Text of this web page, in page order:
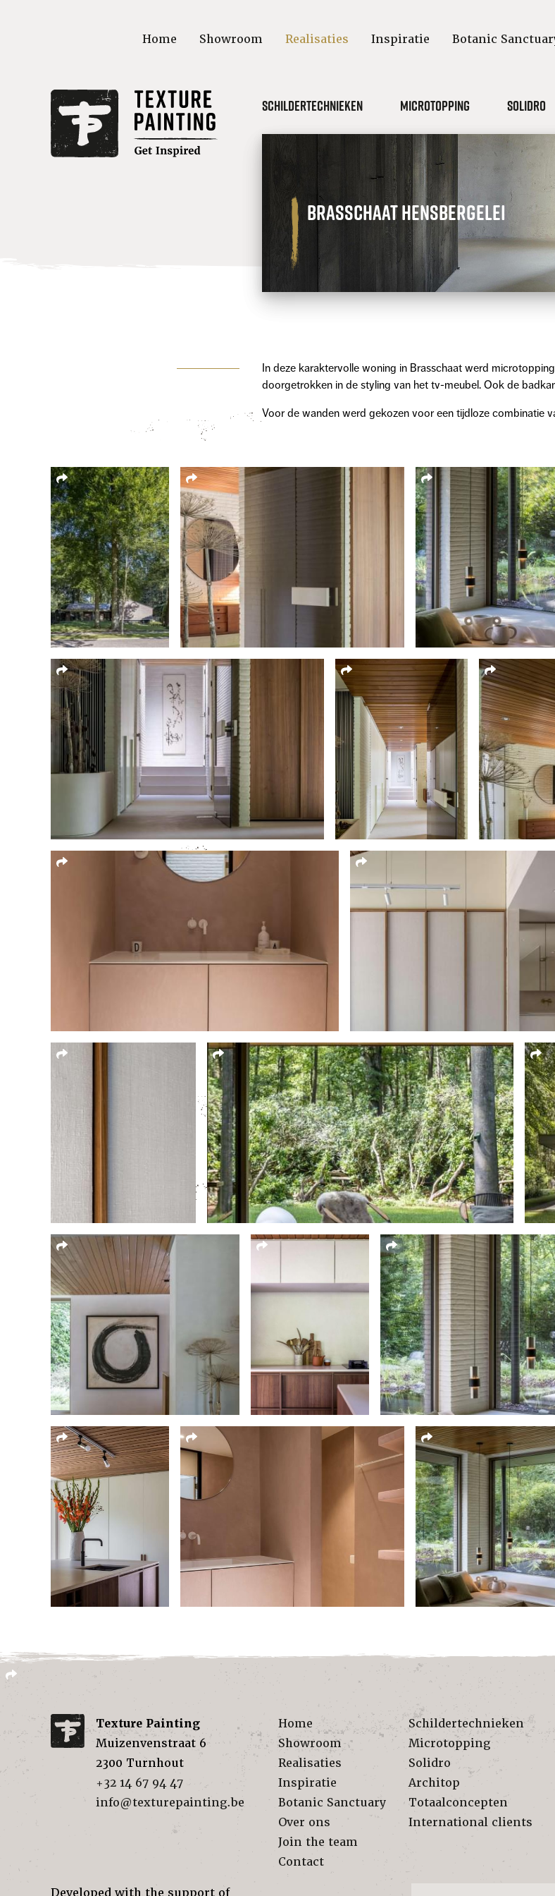
Home Showroom Realisaties Inspiratie Botanic
Schildertechnieken Microtopping Solidro
Brasschaat Hensbergelei
In deze karaktervolle woning in Brasschaat werd
doorgetrokken in de styling van het tv-meubel. Ook de
Voor de wanden werd gekozen voor een tijdloze combinatie
Texture Painting
Muizenvenstraat 6
2300 Turnhout
+32 14 67 94 47
info@texturepainting.be
Home
Showroom
Realisaties
Inspiratie
Botanic Sanctuary
Over ons
Join the team
Contact
Schildertechnieken
Microtopping
Solidro
Architop
Totaalconcepten
International clients
Developed with the support of